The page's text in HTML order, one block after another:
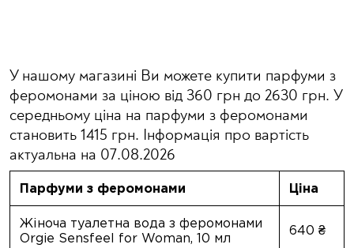
У нашому магазині Ви можете купити парфуми з
феромонами за ціною від 360 грн до 2630 грн. У
середньому ціна на парфуми з феромонами
становить 1415 грн. Інформація про вартість
актуальна на 07.08.2026
Парфуми з феромонами Ціна
Жіноча туалетна вода з феромонами
Orgie Sensfeel for Woman, 10 мл
640 ₴